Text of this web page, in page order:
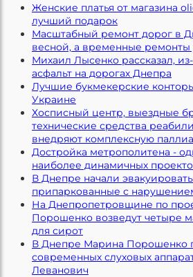
Женские платья от магазина
лучший подарок
Масштабный ремонт дорог в
весной, а временные ремонты
Михаил Лысенко рассказал,
асфальт на дорогах Днепра
Лучшие букмекерские
Украине
Хосписный центр, выездные
технические средства
внедряют комплексную
Достройка метрополитена -
наиболее динамичных
В Днепре начали
припаркованные с
На Днепропетровщине по
Порошенко возведут четыре
для сирот
В Днепре Марина Порошенко
современных слуховых
Леванович